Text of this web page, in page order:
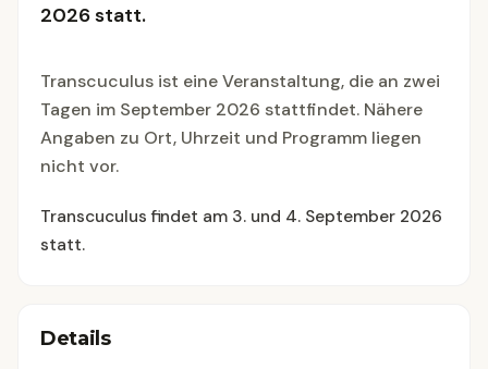
2026 statt.
Transcuculus ist eine Veranstaltung, die an zwei
Tagen im September 2026 stattfindet. Nähere
Angaben zu Ort, Uhrzeit und Programm liegen
nicht vor.
Transcuculus findet am 3. und 4. September 2026
statt.
Details